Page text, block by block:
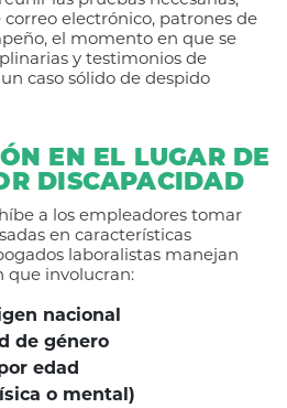
electrónico, patrones de
el momento en que se
y testimonios de
caso sólido de despido
EN EL LUGAR DE
DISCAPACIDAD
a los empleadores tomar
en características
laboralistas manejan
que involucran:
nacional
de género
edad
o mental)